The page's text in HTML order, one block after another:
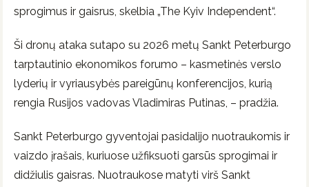
sprogimus ir gaisrus, skelbia „The Kyiv Independent“.
Ši dronų ataka sutapo su 2026 metų Sankt Peterburgo
tarptautinio ekonomikos forumo – kasmetinės verslo
lyderių ir vyriausybės pareigūnų konferencijos, kurią
rengia Rusijos vadovas Vladimiras Putinas, – pradžia.
Sankt Peterburgo gyventojai pasidalijo nuotraukomis ir
vaizdo įrašais, kuriuose užfiksuoti garsūs sprogimai ir
didžiulis gaisras. Nuotraukose matyti virš Sankt